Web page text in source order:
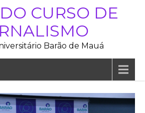
CURSO DE
Barão de Mauá